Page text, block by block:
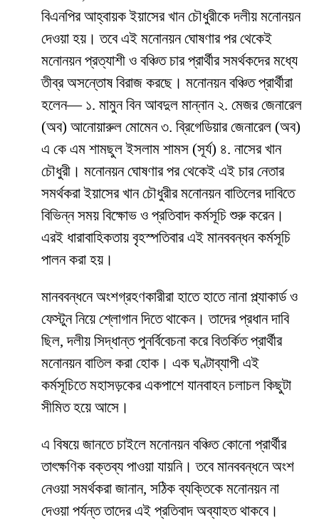
বিএনপির আহ্বায়ক ইয়াসের খান চৌধুরীকে দলীয় মনোনয়ন
দেওয়া হয়। তবে এই মনোনয়ন ঘোষণার পর থেকেই
মনোনয়ন প্রত্যাশী ও বঞ্চিত চার প্রার্থীর সমর্থকদের মধ্যে
তীব্র অসন্তোষ বিরাজ করছে। মনোনয়ন বঞ্চিত প্রার্থীরা
হলেন— ১. মামুন বিন আবদুল মান্নান ২. মেজর জেনারেল
(অব) আনোয়ারুল মোমেন ৩. ব্রিগেডিয়ার জেনারেল (অব)
এ কে এম শামছুল ইসলাম শামস (সূর্য) ৪. নাসের খান
চৌধুরী। মনোনয়ন ঘোষণার পর থেকেই এই চার নেতার
সমর্থকরা ইয়াসের খান চৌধুরীর মনোনয়ন বাতিলের দাবিতে
বিভিন্ন সময় বিক্ষোভ ও প্রতিবাদ কর্মসূচি শুরু করেন।
এরই ধারাবাহিকতায় বৃহস্পতিবার এই মানববন্ধন কর্মসূচি
পালন করা হয়।
মানববন্ধনে অংশগ্রহণকারীরা হাতে হাতে নানা প্ল্যাকার্ড ও
ফেস্টুন নিয়ে শ্লোগান দিতে থাকেন। তাদের প্রধান দাবি
ছিল, দলীয় সিদ্ধান্ত পুনর্বিবেচনা করে বিতর্কিত প্রার্থীর
মনোনয়ন বাতিল করা হোক। এক ঘণ্টাব্যাপী এই
কর্মসূচিতে মহাসড়কের একপাশে যানবাহন চলাচল কিছুটা
সীমিত হয়ে আসে।
এ বিষয়ে জানতে চাইলে মনোনয়ন বঞ্চিত কোনো প্রার্থীর
তাৎক্ষণিক বক্তব্য পাওয়া যায়নি। তবে মানববন্ধনে অংশ
নেওয়া সমর্থকরা জানান, সঠিক ব্যক্তিকে মনোনয়ন না
দেওয়া পর্যন্ত তাদের এই প্রতিবাদ অব্যাহত থাকবে।